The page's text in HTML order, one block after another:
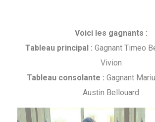
Voici les gagnants :
Tableau principal : Gagnant Timeo
Vivion
Tableau consolante : Gagnant
Austin Bellouard